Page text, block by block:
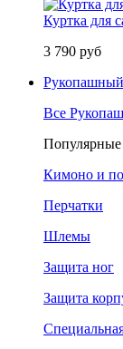
Куртка для
3 790 руб
Все
Кимоно и
Перчатки
Шлемы
Защита ног
Защита